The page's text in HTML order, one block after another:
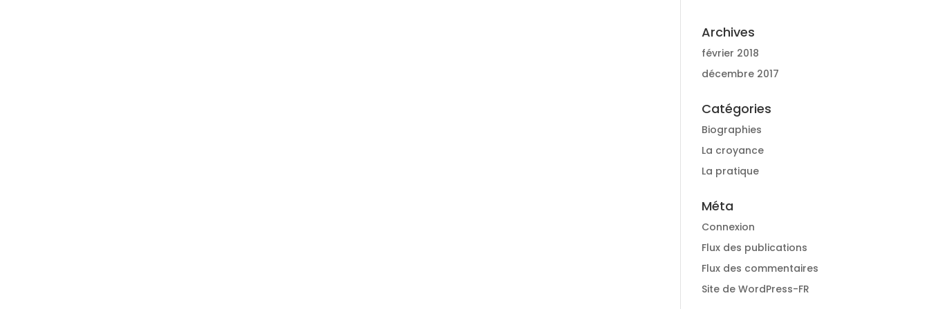
Archives
février 2018
décembre 2017
Catégories
Biographies
La croyance
La pratique
Méta
Connexion
Flux des publications
Flux des commentaires
Site de WordPress-FR